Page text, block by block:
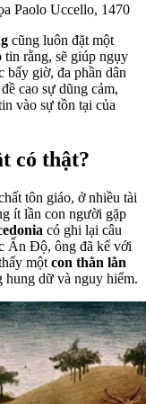
Paolo Uccello, 1470
cũng luôn đặt một
rằng, sẽ giúp ngụy
bấy giờ, đa phần dân
cao sự dũng cảm,
vào sự tồn tại của
có thật?
tôn giáo, ở nhiều tài
ít lần con người gặp
có ghi lại câu
Ấn Độ, ông đã kể với
một con thằn lằn
hung dữ và nguy hiểm.